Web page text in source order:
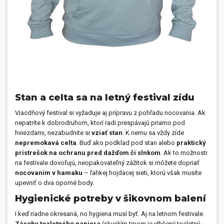
Stan a celta sa na letný festival zídu
Viacdňový festival si vyžaduje aj prípravu z pohľadu nocovania. Ak
nepatríte k dobrodruhom, ktorí radi prespávajú priamo pod
hviezdami, nezabudnite si vziať stan . K nemu sa vždy zíde
nepremokavá celta . Buď ako podklad pod stan alebo praktický
prístrešok na ochranu pred dažďom či slnkom . Ak to možnosti
na festivale dovoľujú, neopakovateľný zážitok si môžete dopriať
nocovaním v hamaku – ľahkej hojdacej sieti, ktorú však musíte
upevniť o dva oporné body.
Hygienické potreby v šikovnom balení
I keď riadne okresaná, no hygiena musí byť. Aj na letnom festivale.